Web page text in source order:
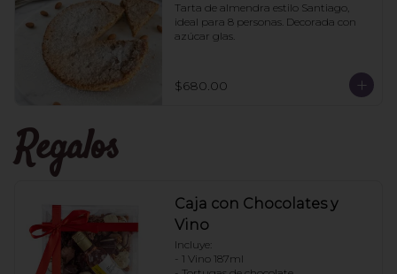
Tarta de almendra estilo Santiago,
ideal para 8 personas. Decorada con
azúcar glas.
$680.00
Regalos
Caja con Chocolates y
Vino
Incluye:
- 1 Vino 187ml